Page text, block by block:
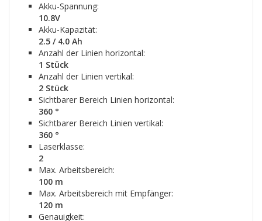
Akku-Spannung:
10.8V
Akku-Kapazität:
2.5 / 4.0 Ah
Anzahl der Linien horizontal:
1 Stück
Anzahl der Linien vertikal:
2 Stück
Sichtbarer Bereich Linien horizontal:
360 °
Sichtbarer Bereich Linien vertikal:
360 °
Laserklasse:
2
Max. Arbeitsbereich:
100 m
Max. Arbeitsbereich mit Empfänger:
120 m
Genauigkeit: